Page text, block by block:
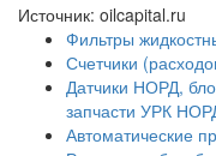
Источник: oilcapital.ru
Фильтры
Счетчики
Датчики НОРД,
запчасти УРК
Автоматические